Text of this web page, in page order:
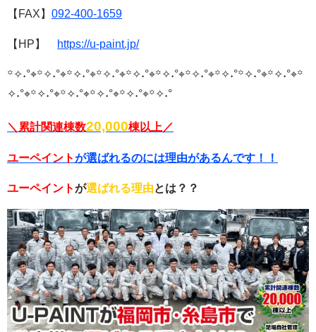
【FAX】 092-400-1659
【HP】 https://u-paint.jp/
꙳✧˖°⌖꙳✧˖°⌖꙳✧˖°⌖꙳✧˖°⌖꙳✧˖°⌖꙳✧˖°⌖꙳✧˖°⌖꙳✧˖°꙳✧˖°⌖꙳✧˖°⌖꙳
✧˖°⌖꙳✧˖°⌖꙳✧˖°⌖꙳✧˖°⌖꙳✧˖°⌖꙳✧˖°
＼累計関連棟数20,000棟以上／
ユーペイントが選ばれるのには理由があるんです！！
ユーペイントが選ばれる理由とは？？